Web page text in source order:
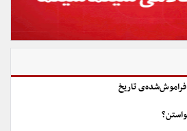
فراموش‌شده‌ی تاریخ